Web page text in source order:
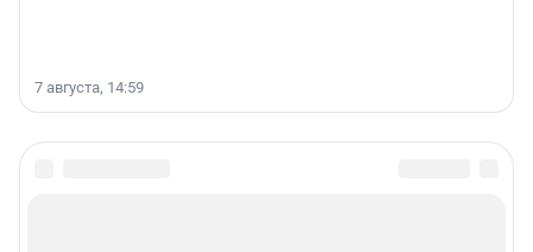
7 августа, 14:59